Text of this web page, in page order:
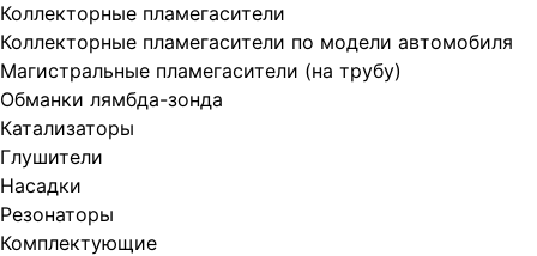
Коллекторные пламегасители
Коллекторные пламегасители по модели автомобиля
Магистральные пламегасители (на трубу)
Обманки лямбда-зонда
Катализаторы
Глушители
Насадки
Резонаторы
Комплектующие